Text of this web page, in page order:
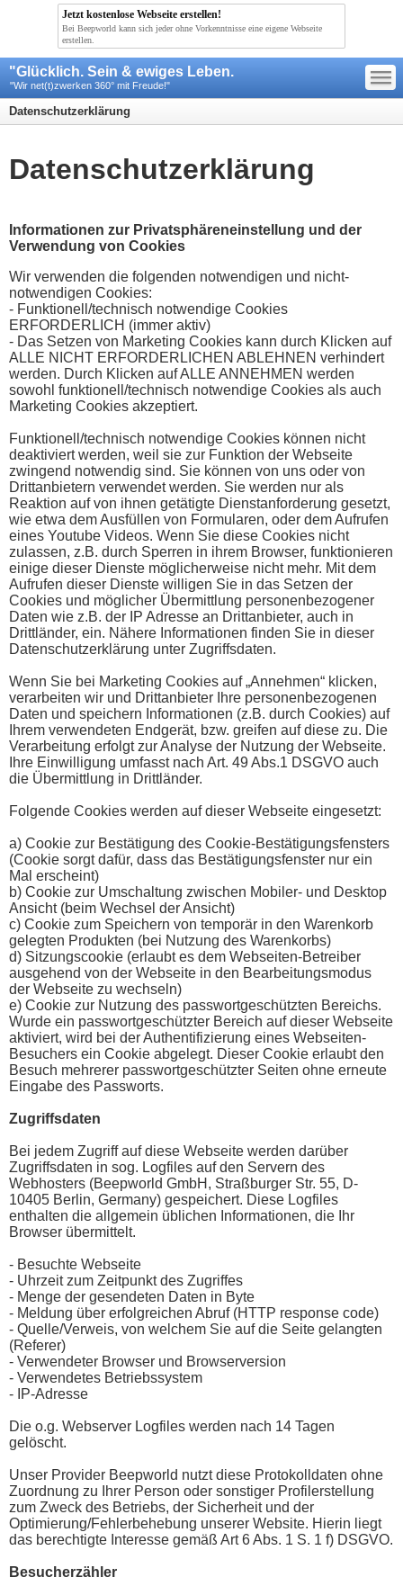
Jetzt kostenlose Webseite erstellen!
Bei Beepworld kann sich jeder ohne Vorkenntnisse eine eigene Webseite
erstellen.
"Glücklich. Sein & ewiges Leben.
"Wir net(t)zwerken 360° mit Freude!"
—
—
—
Datenschutzerklärung
Datenschutzerklärung
Informationen zur Privatsphäreneinstellung und der
Verwendung von Cookies
Wir verwenden die folgenden notwendigen und nicht-
notwendigen Cookies:
- Funktionell/technisch notwendige Cookies
ERFORDERLICH (immer aktiv)
- Das Setzen von Marketing Cookies kann durch Klicken auf
ALLE NICHT ERFORDERLICHEN ABLEHNEN verhindert
werden. Durch Klicken auf ALLE ANNEHMEN werden
sowohl funktionell/technisch notwendige Cookies als auch
Marketing Cookies akzeptiert.
Funktionell/technisch notwendige Cookies können nicht
deaktiviert werden, weil sie zur Funktion der Webseite
zwingend notwendig sind. Sie können von uns oder von
Drittanbietern verwendet werden. Sie werden nur als
Reaktion auf von ihnen getätigte Dienstanforderung gesetzt,
wie etwa dem Ausfüllen von Formularen, oder dem Aufrufen
eines Youtube Videos. Wenn Sie diese Cookies nicht
zulassen, z.B. durch Sperren in ihrem Browser, funktionieren
einige dieser Dienste möglicherweise nicht mehr. Mit dem
Aufrufen dieser Dienste willigen Sie in das Setzen der
Cookies und möglicher Übermittlung personenbezogener
Daten wie z.B. der IP Adresse an Drittanbieter, auch in
Drittländer, ein. Nähere Informationen finden Sie in dieser
Datenschutzerklärung unter Zugriffsdaten.
Wenn Sie bei Marketing Cookies auf „Annehmen“ klicken,
verarbeiten wir und Drittanbieter Ihre personenbezogenen
Daten und speichern Informationen (z.B. durch Cookies) auf
Ihrem verwendeten Endgerät, bzw. greifen auf diese zu. Die
Verarbeitung erfolgt zur Analyse der Nutzung der Webseite.
Ihre Einwilligung umfasst nach Art. 49 Abs.1 DSGVO auch
die Übermittlung in Drittländer.
Folgende Cookies werden auf dieser Webseite eingesetzt:
a) Cookie zur Bestätigung des Cookie-Bestätigungsfensters
(Cookie sorgt dafür, dass das Bestätigungsfenster nur ein
Mal erscheint)
b) Cookie zur Umschaltung zwischen Mobiler- und Desktop
Ansicht (beim Wechsel der Ansicht)
c) Cookie zum Speichern von temporär in den Warenkorb
gelegten Produkten (bei Nutzung des Warenkorbs)
d) Sitzungscookie (erlaubt es dem Webseiten-Betreiber
ausgehend von der Webseite in den Bearbeitungsmodus
der Webseite zu wechseln)
e) Cookie zur Nutzung des passwortgeschützten Bereichs.
Wurde ein passwortgeschützter Bereich auf dieser Webseite
aktiviert, wird bei der Authentifizierung eines Webseiten-
Besuchers ein Cookie abgelegt. Dieser Cookie erlaubt den
Besuch mehrerer passwortgeschützter Seiten ohne erneute
Eingabe des Passworts.
Zugriffsdaten
Bei jedem Zugriff auf diese Webseite werden darüber
Zugriffsdaten in sog. Logfiles auf den Servern des
Webhosters (Beepworld GmbH, Straßburger Str. 55, D-
10405 Berlin, Germany) gespeichert. Diese Logfiles
enthalten die allgemein üblichen Informationen, die Ihr
Browser übermittelt.
- Besuchte Webseite
- Uhrzeit zum Zeitpunkt des Zugriffes
- Menge der gesendeten Daten in Byte
- Meldung über erfolgreichen Abruf (HTTP response code)
- Quelle/Verweis, von welchem Sie auf die Seite gelangten
(Referer)
- Verwendeter Browser und Browserversion
- Verwendetes Betriebssystem
- IP-Adresse
Die o.g. Webserver Logfiles werden nach 14 Tagen
gelöscht.
Unser Provider Beepworld nutzt diese Protokolldaten ohne
Zuordnung zu Ihrer Person oder sonstiger Profilerstellung
zum Zweck des Betriebs, der Sicherheit und der
Optimierung/Fehlerbehebung unserer Website. Hierin liegt
das berechtigte Interesse gemäß Art 6 Abs. 1 S. 1 f) DSGVO.
Besucherzähler